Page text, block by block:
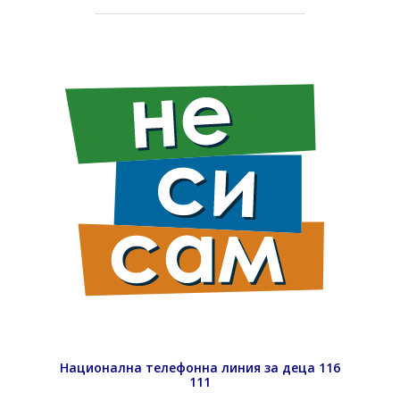
Национална телефонна линия за деца 116
111